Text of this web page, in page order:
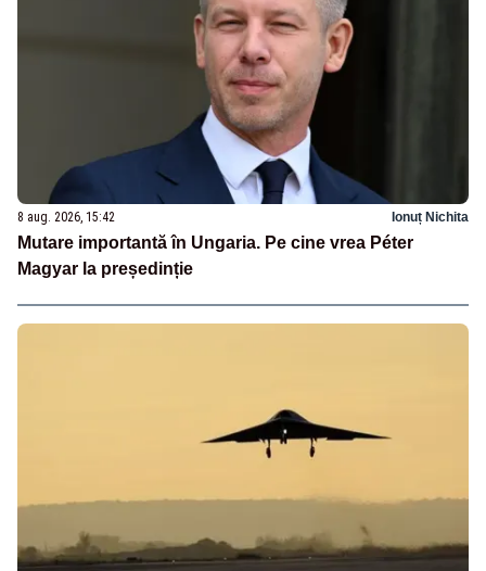
8 aug. 2026, 15:42 Ionuț Nichita
Mutare importantă în Ungaria. Pe cine vrea Péter
Magyar la președinție